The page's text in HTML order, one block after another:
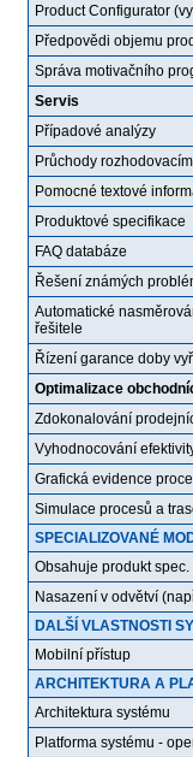
Product Configurator
Předpovědi objemu
Správa motivačního
Servis
Případové analýzy
Průchody
Pomocné textové
Produktové specifikace
FAQ databáze
Řešení známých
Automatické
řešitele
Řízení garance doby
Optimalizace
Zdokonalování
Vyhodnocování
Grafická evidence
Simulace procesů a
SPECIALIZOVANÉ
Obsahuje produkt
Nasazení v odvětví
DALŠÍ VLASTNOSTI
Mobilní přístup
ARCHITEKTURA A
Architektura systému
Platforma systému -